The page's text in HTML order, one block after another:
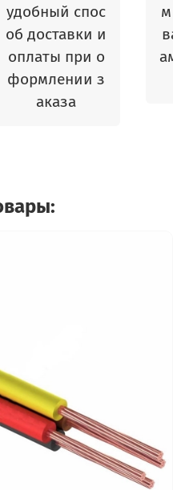
удобный спос
об доставки и
оплаты при о
формлении з
аказа
м